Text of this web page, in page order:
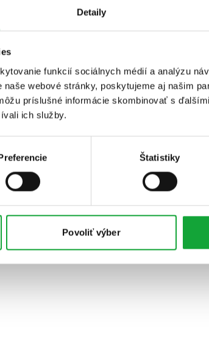
Detaily
funkcií sociálnych médií a analýzu
webové stránky, poskytujeme aj našim
príslušné informácie skombinovať s
ich služby.
Štatistiky
Povoliť výber